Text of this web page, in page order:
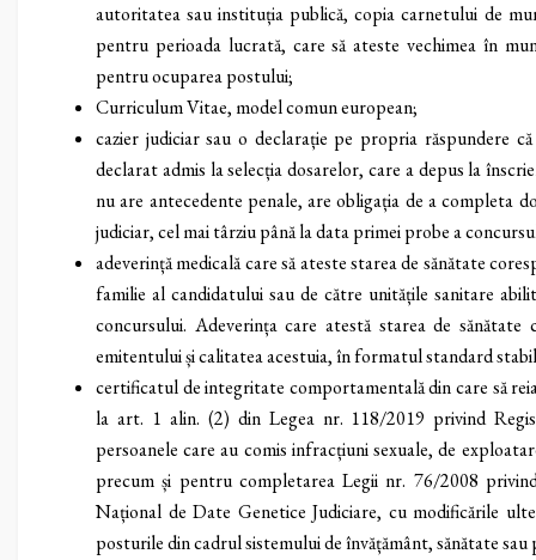
autoritatea sau instituția publică, copia carnetului de
pentru perioada lucrată, care să ateste vechimea în
pentru ocuparea postului;
Curriculum Vitae, model comun european;
cazier judiciar sau o declarație pe propria răspundere
declarat admis la selecția dosarelor, care a depus la
nu are antecedente penale, are obligația de a completa
judiciar, cel mai târziu până la data primei probe a
adeverință medicală care să ateste starea de sănătate
familie al candidatului sau de către unitățile sanitare
concursului. Adeverința care atestă starea de
emitentului și calitatea acestuia, în formatul standard
certificatul de integritate comportamentală din care să
la art. 1 alin. (2) din Legea nr. 118/2019 privind
persoanele care au comis infracțiuni sexuale, de
precum și pentru completarea Legii nr. 76/2008
Național de Date Genetice Judiciare, cu modificările
posturile din cadrul sistemului de învățământ, sănătate